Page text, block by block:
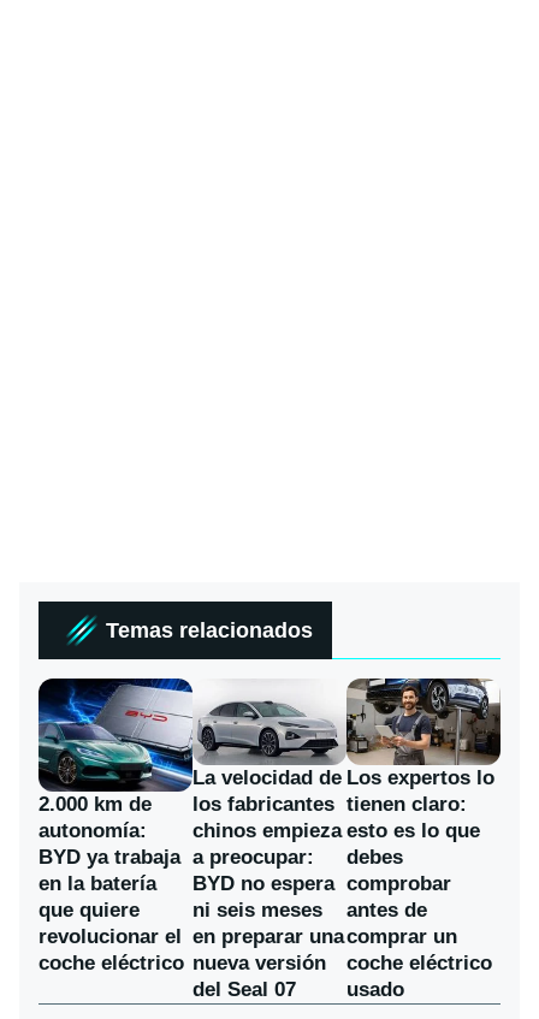
Temas relacionados
2.000 km de
autonomía:
BYD ya trabaja
en la batería
que quiere
revolucionar el
coche eléctrico
La velocidad de
los fabricantes
chinos empieza
a preocupar:
BYD no espera
ni seis meses
en preparar una
nueva versión
del Seal 07
Los expertos lo
tienen claro:
esto es lo que
debes
comprobar
antes de
comprar un
coche eléctrico
usado